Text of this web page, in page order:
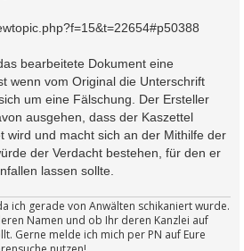
bearbeitete Dokument eine
wenn vom Original die Unterschrift
um eine Fälschung. Der Ersteller
ausgehen, dass der Kaszettel
wird und macht sich an der Mithilfe der
der Verdacht bestehen, für den er
lassen sollte.
ich gerade von Anwälten schikaniert wurde.
Namen und ob Ihr deren Kanzlei auf
Gerne melde ich mich per PN auf Eure